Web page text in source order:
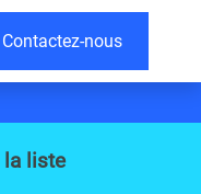
Contactez-nous
la liste